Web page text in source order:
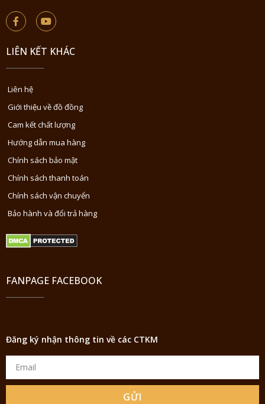
LIÊN KẾT KHÁC
Liên hệ
Giới thiệu về đồ đồng
Cam kết chất lượng
Hướng dẫn mua hàng
Chính sách bảo mật
Chính sách thanh toán
Chính sách vận chuyển
Bảo hành và đổi trả hàng
FANPAGE FACEBOOK
Đăng ký nhận thông tin về các CTKM
GỬI